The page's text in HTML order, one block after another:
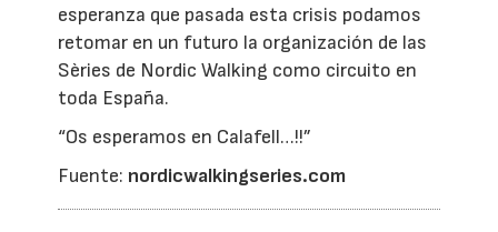
esperanza que pasada esta crisis podamos
retomar en un futuro la organización de las
Sèries de Nordic Walking como circuito en
toda España.
“Os esperamos en Calafell…!!”
Fuente: nordicwalkingseries.com